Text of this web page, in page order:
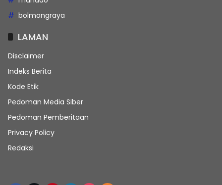
bolmongraya
LAMAN
Disclaimer
Indeks Berita
Kode Etik
Pedoman Media Siber
Pedoman Pemberitaan
Privacy Policy
Redaksi